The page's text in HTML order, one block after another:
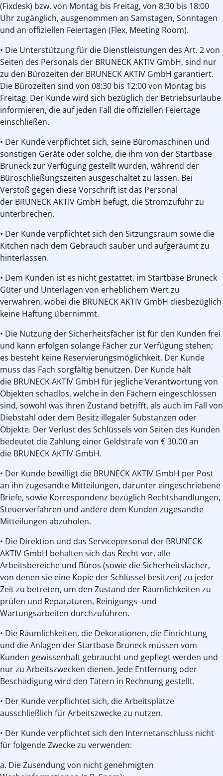
(Fixdesk) bzw. von Montag bis Freitag, von 8:30 bis 18:00
Uhr zugänglich, ausgenommen an Samstagen, Sonntagen
und an offiziellen Feiertagen (Flex, Meeting Room).
• Die Unterstützung für die Dienstleistungen des Art. 2 von
Seiten des Personals der BRUNECK AKTIV GmbH, sind nur
zu den Bürozeiten der BRUNECK AKTIV GmbH garantiert.
Die Bürozeiten sind von 08:30 bis 12:00 von Montag bis
Freitag. Der Kunde wird sich bezüglich der Betriebsurlaube
informieren, die auf jeden Fall die offiziellen Feiertage
einschließen.
• Der Kunde verpflichtet sich, seine Büromaschinen und
sonstigen Geräte oder solche, die ihm von der Startbase
Bruneck zur Verfügung gestellt wurden, während der
Büroschließungszeiten ausgeschaltet zu lassen. Bei
Verstoß gegen diese Vorschrift ist das Personal
der BRUNECK AKTIV GmbH befugt, die Stromzufuhr zu
unterbrechen.
• Der Kunde verpflichtet sich den Sitzungsraum sowie die
Kitchen nach dem Gebrauch sauber und aufgeräumt zu
hinterlassen.
• Dem Kunden ist es nicht gestattet, im Startbase Bruneck
Güter und Unterlagen von erheblichem Wert zu
verwahren, wobei die BRUNECK AKTIV GmbH diesbezüglich
keine Haftung übernimmt.
• Die Nutzung der Sicherheitsfächer ist für den Kunden frei
und kann erfolgen solange Fächer zur Verfügung stehen;
es besteht keine Reservierungsmöglichkeit. Der Kunde
muss das Fach sorgfältig benutzen. Der Kunde hält
die BRUNECK AKTIV GmbH für jegliche Verantwortung von
Objekten schadlos, welche in den Fächern eingeschlossen
sind, sowohl was ihren Zustand betrifft, als auch im Fall von
Diebstahl oder dem Besitz illegaler Substanzen oder
Objekte. Der Verlust des Schlüssels von Seiten des Kunden
bedeutet die Zahlung einer Geldstrafe von € 30,00 an
die BRUNECK AKTIV GmbH.
• Der Kunde bewilligt die BRUNECK AKTIV GmbH per Post
an ihn zugesandte Mitteilungen, darunter eingeschriebene
Briefe, sowie Korrespondenz bezüglich Rechtshandlungen,
Steuerverfahren und andere dem Kunden zugesandte
Mitteilungen abzuholen.
• Die Direktion und das Servicepersonal der BRUNECK
AKTIV GmbH behalten sich das Recht vor, alle
Arbeitsbereiche und Büros (sowie die Sicherheitsfächer,
von denen sie eine Kopie der Schlüssel besitzen) zu jeder
Zeit zu betreten, um den Zustand der Räumlichkeiten zu
prüfen und Reparaturen, Reinigungs- und
Wartungsarbeiten durchzuführen.
• Die Räumlichkeiten, die Dekorationen, die Einrichtung
und die Anlagen der Startbase Bruneck müssen vom
Kunden gewissenhaft gebraucht und gepflegt werden und
nur zu Arbeitszwecken dienen. Jede Entfernung oder
Beschädigung wird den Tätern in Rechnung gestellt.
• Der Kunde verpflichtet sich, die Arbeitsplätze
ausschließlich für Arbeitszwecke zu nutzen.
• Der Kunde verpflichtet sich den Internetanschluss nicht
für folgende Zwecke zu verwenden:
a. Die Zusendung von nicht genehmigten